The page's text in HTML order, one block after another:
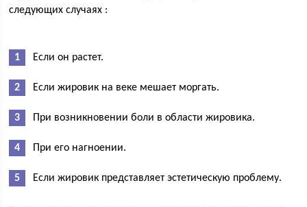
следующих случаях :
Если он растет.
Если жировик на веке мешает моргать.
При возникновении боли в области жировика.
При его нагноении.
Если жировик представляет эстетическую проблему.